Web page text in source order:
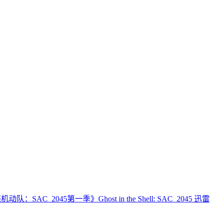
动队：SAC_2045第一季》Ghost in the Shell: SAC_2045 迅雷